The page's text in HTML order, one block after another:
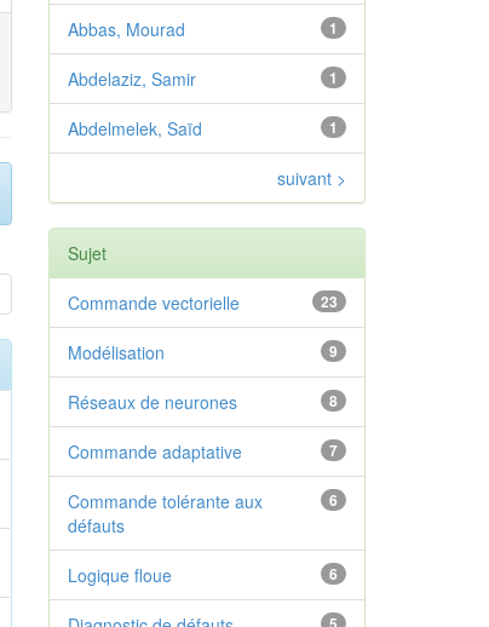
1
Abbas, Mourad
1
Abdelaziz, Samir
1
Abdelmelek, Saïd
suivant >
Sujet
23
Commande vectorielle
9
Modélisation
8
Réseaux de neurones
7
Commande adaptative
6
Commande tolérante aux
défauts
6
Logique floue